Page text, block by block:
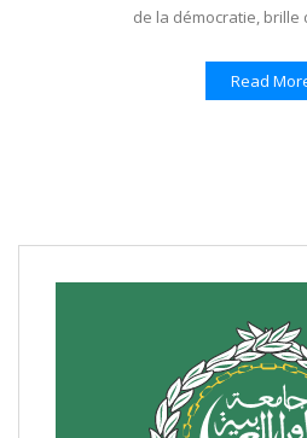
de la démocratie, brille
Read